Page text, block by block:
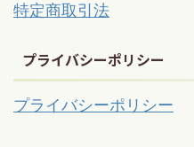
特定商取引法
プライバシーポリシー
プライバシーポリシー